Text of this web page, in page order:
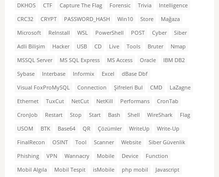
DKHOS
CTF Capture The Flag Forensic Trivia
Intelligence
CRC32
CRYPT PASSWORD_HASH Win10 Store
Mağaza
Microsoft
ReInstall WSL PowerShell POST Cyber
Siber
Adli Bilişim
Hacker USB CD Live Tools Bruter
Nmap
MSSQL Server
MS SQL Express MS Access Oracle
IBM DB2
Sybase
Interbase Informix Excel
dBase Dbf
Visual FoxProMySQL
Connection Şifreleri Bul CMD
LaZagne
Ethernet
TuxCut NetCut NetKill Performans
CronTab
CronJob
Restart Stop Start Bash Shell WireShark
Flag
USOM
BTK Base64 QR Çözümler WriteUp
Write-Up
FinalRecon
OSINT Tool Scanner Website
Siber Güvenlik
Phishing
VPN Wannacry Mobile Device
Function
Mobil Algıla
Mobil Tespit isMobile php mobil
Javascript